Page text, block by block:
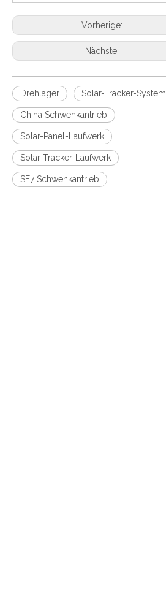
Vorherige:
Nächste:
Drehlager Solar-Tracker-System
China Schwenkantrieb
Solar-Panel-Laufwerk
Solar-Tracker-Laufwerk
SE7 Schwenkantrieb